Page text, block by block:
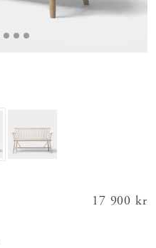
Pris:
17 900 kr